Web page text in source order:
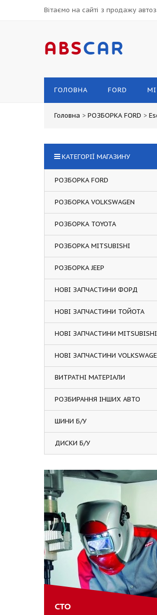
Вітаємо на сайті з продажу
ABSCAR
ГОЛОВНА FORD
Головна > РОЗБОРКА FORD >
КАТЕГОРІЇ МАГАЗИНУ
РОЗБОРКА FORD
РОЗБОРКА VOLKSWAGEN
РОЗБОРКА TOYOTA
РОЗБОРКА MITSUBISHI
РОЗБОРКА JEEP
НОВІ ЗАПЧАСТИНИ ФОРД
НОВІ ЗАПЧАСТИНИ ТОЙОТА
НОВІ ЗАПЧАСТИНИ MITSUBISHI
НОВІ ЗАПЧАСТИНИ
ВИТРАТНІ МАТЕРІАЛИ
РОЗБИРАННЯ ІНШИХ АВТО
ШИНИ Б/У
ДИСКИ Б/У
СТО